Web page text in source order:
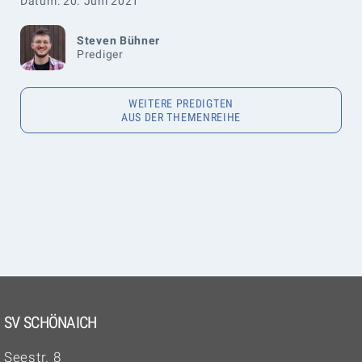
Steven Bühner
Prediger
WEITERE PREDIGTEN
AUS DER THEMENREIHE
SV SCHÖNAICH
Seestr. 8